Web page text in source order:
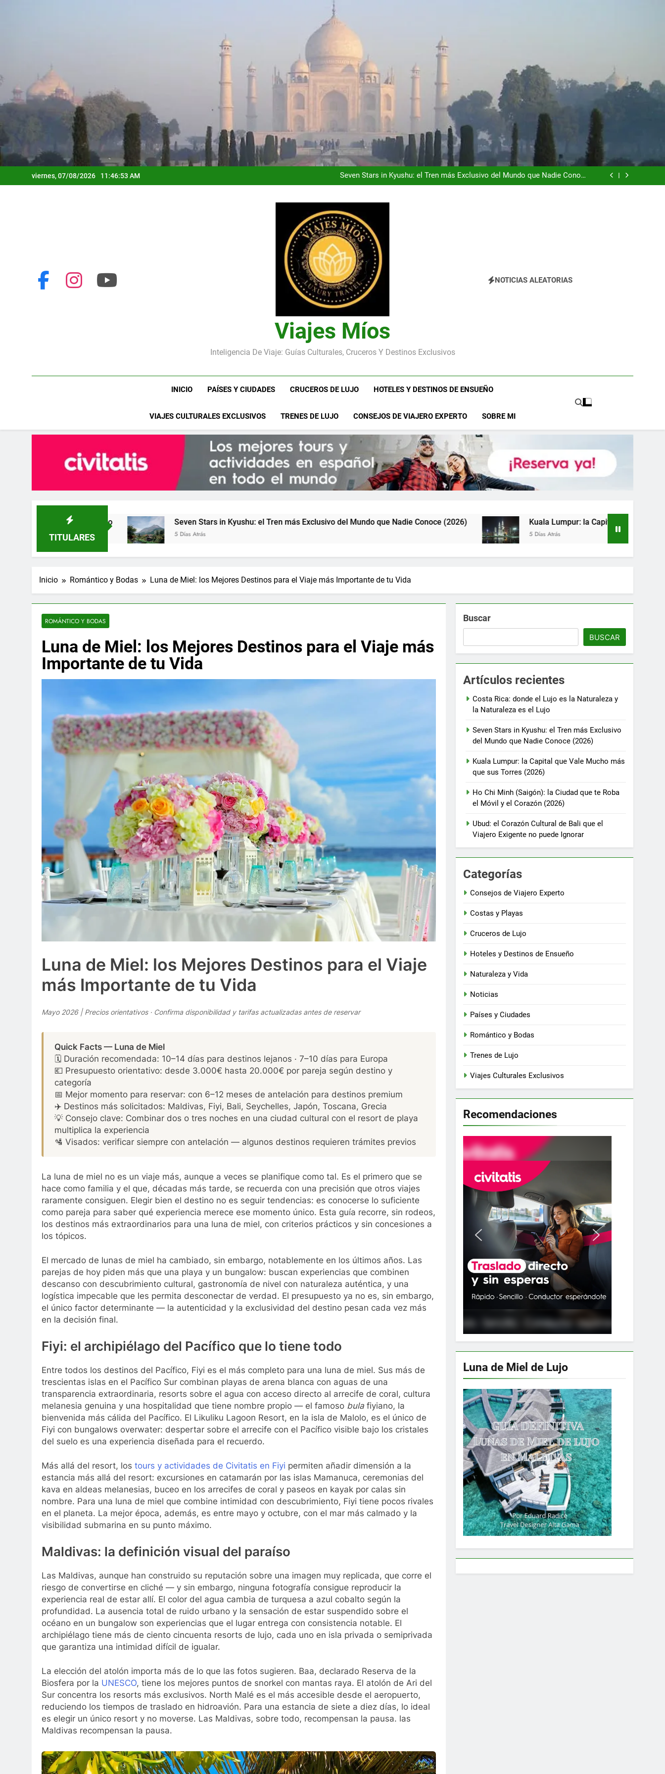
viernes, 07/08/2026 11:46:55 AM
Ho Chi Minh (Saigón): la Ciudad que te Roba el Móvil y el Corazón (2026)
Costa Rica: donde el Lujo es la Naturaleza y la Naturaleza es el Lujo
Seven Stars in Kyushu: el Tren más Exclusivo del Mundo que Nadie Conoce
(2026)
Kuala Lumpur: la Capital que Vale Mucho más que sus Torres (2026)
Costa Rica: donde el Lujo es la Naturaleza y la Naturaleza es el Lujo
Seven Stars in Kyushu: el Tren más Exclusivo del Mundo que Nadie Conoce
Kuala Lumpur: la Capital que Vale Mucho más que sus Torres (2026)
Ho Chi Minh (Saigón): la Ciudad que te Roba el Móvil y el Corazón (2026)
Viajes Míos
Inteligencia De Viaje: Guías Culturales, Cruceros Y Destinos Exclusivos
NOTICIAS ALEATORIAS
INICIO PAÍSES Y CIUDADES CRUCEROS DE LUJO HOTELES Y DESTINOS DE ENSUEÑO
VIAJES CULTURALES EXCLUSIVOS TRENES DE LUJO CONSEJOS DE VIAJERO EXPERTO SOBRE MI
TITULARES
Seven Stars in Kyushu: el Tren más Exclusivo del Mundo que Nadie Conoce (2026)
5 Días Atrás
Kuala Lumpur: la Capital que Vale Mucho más que sus Torres
Inicio Romántico y Bodas Luna de Miel: los Mejores Destinos para el Viaje más Importante de tu Vida
ROMÁNTICO Y BODAS
Luna de Miel: los Mejores Destinos para el Viaje más
Importante de tu Vida
Luna de Miel: los Mejores Destinos para el Viaje
más Importante de tu Vida
Mayo 2026 | Precios orientativos · Confirma disponibilidad y tarifas actualizadas antes de reservar
Quick Facts — Luna de Miel
🗓️ Duración recomendada: 10–14 días para destinos lejanos · 7–10 días para Europa
💶 Presupuesto orientativo: desde 3.000€ hasta 20.000€ por pareja según destino y
categoría
📅 Mejor momento para reservar: con 6–12 meses de antelación para destinos premium
✈️ Destinos más solicitados: Maldivas, Fiyi, Bali, Seychelles, Japón, Toscana, Grecia
💡 Consejo clave: Combinar dos o tres noches en una ciudad cultural con el resort de playa
multiplica la experiencia
🛂 Visados: verificar siempre con antelación — algunos destinos requieren trámites previos
La luna de miel no es un viaje más, aunque a veces se planifique como tal. Es el primero que se
hace como familia y el que, décadas más tarde, se recuerda con una precisión que otros viajes
raramente consiguen. Elegir bien el destino no es seguir tendencias: es conocerse lo suficiente
como pareja para saber qué experiencia merece ese momento único. Esta guía recorre, sin rodeos,
los destinos más extraordinarios para una luna de miel, con criterios prácticos y sin concesiones a
los tópicos.
El mercado de lunas de miel ha cambiado, sin embargo, notablemente en los últimos años. Las
parejas de hoy piden más que una playa y un bungalow: buscan experiencias que combinen
descanso con descubrimiento cultural, gastronomía de nivel con naturaleza auténtica, y una
logística impecable que les permita desconectar de verdad. El presupuesto ya no es, sin embargo,
el único factor determinante — la autenticidad y la exclusividad del destino pesan cada vez más
en la decisión final.
Fiyi: el archipiélago del Pacífico que lo tiene todo
Entre todos los destinos del Pacífico, Fiyi es el más completo para una luna de miel. Sus más de
trescientas islas en el Pacífico Sur combinan playas de arena blanca con aguas de una
transparencia extraordinaria, resorts sobre el agua con acceso directo al arrecife de coral, cultura
melanesia genuina y una hospitalidad que tiene nombre propio — el famoso bula fiyiano, la
bienvenida más cálida del Pacífico. El Likuliku Lagoon Resort, en la isla de Malolo, es el único de
Fiyi con bungalows overwater: despertar sobre el arrecife con el Pacífico visible bajo los cristales
del suelo es una experiencia diseñada para el recuerdo.
Más allá del resort, los tours y actividades de Civitatis en Fiyi permiten añadir dimensión a la
estancia más allá del resort: excursiones en catamarán por las islas Mamanuca, ceremonias del
kava en aldeas melanesias, buceo en los arrecifes de coral y paseos en kayak por calas sin
nombre. Para una luna de miel que combine intimidad con descubrimiento, Fiyi tiene pocos rivales
en el planeta. La mejor época, además, es entre mayo y octubre, con el mar más calmado y la
visibilidad submarina en su punto máximo.
Maldivas: la definición visual del paraíso
Las Maldivas, aunque han construido su reputación sobre una imagen muy replicada, que corre el
riesgo de convertirse en cliché — y sin embargo, ninguna fotografía consigue reproducir la
experiencia real de estar allí. El color del agua cambia de turquesa a azul cobalto según la
profundidad. La ausencia total de ruido urbano y la sensación de estar suspendido sobre el
océano en un bungalow son experiencias que el lugar entrega con consistencia notable. El
archipiélago tiene más de ciento cincuenta resorts de lujo, cada uno en isla privada o semiprivada
que garantiza una intimidad difícil de igualar.
La elección del atolón importa más de lo que las fotos sugieren. Baa, declarado Reserva de la
Biosfera por la UNESCO, tiene los mejores puntos de snorkel con mantas raya. El atolón de Ari del
Sur concentra los resorts más exclusivos. North Malé es el más accesible desde el aeropuerto,
reduciendo los tiempos de traslado en hidroavión. Para una estancia de siete a diez días, lo ideal
es elegir un único resort y no moverse. Las Maldivas, sobre todo, recompensan la pausa. las
Maldivas recompensan la pausa.
Buscar
BUSCAR
Artículos recientes
Costa Rica: donde el Lujo es la Naturaleza y
la Naturaleza es el Lujo
Seven Stars in Kyushu: el Tren más Exclusivo
del Mundo que Nadie Conoce (2026)
Kuala Lumpur: la Capital que Vale Mucho más
que sus Torres (2026)
Ho Chi Minh (Saigón): la Ciudad que te Roba
el Móvil y el Corazón (2026)
Ubud: el Corazón Cultural de Bali que el
Viajero Exigente no puede Ignorar
Categorías
Consejos de Viajero Experto
Costas y Playas
Cruceros de Lujo
Hoteles y Destinos de Ensueño
Naturaleza y Vida
Noticias
Países y Ciudades
Romántico y Bodas
Trenes de Lujo
Viajes Culturales Exclusivos
Recomendaciones
Luna de Miel de Lujo